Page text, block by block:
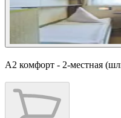
А2 комфорт - 2-местная